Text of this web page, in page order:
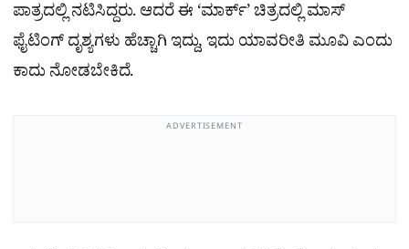
ಪಾತ್ರದಲ್ಲಿ ನಟಿಸಿದ್ದರು. ಆದರೆ ಈ ‘ಮಾರ್ಕ್’ ಚಿತ್ರದಲ್ಲಿ ಮಾಸ್​​
ಫೈಟಿಂಗ್​ ದೃಶ್ಯಗಳು ಹೆಚ್ಚಾಗಿ ಇದ್ದು, ಇದು ಯಾವರೀತಿ ಮೂವಿ ಎಂದು
ಕಾದು ನೋಡಬೇಕಿದೆ.
ADVERTISEMENT